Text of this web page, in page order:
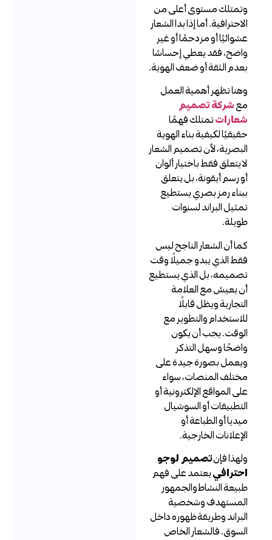
وتمتلك مستوى أعلى من
الاحترافية. أما إذا بدا الشعار
عشوائيًا أو مزدحمًا أو غير
واضح، فقد يعطي إحساسًا
بعدم الثقة أو ضعف الهوية.
وهنا تظهر أهمية العمل
شركة تصميم
شعاراتتمتلك فهمًا
حقيقيًا لكيفية بناء الهوية
البصرية، لأن تصميم الشعار
لا يتعلق فقط باختيار ألوان
أو رسم أيقونة، بل يتعلق
ببناء رمز بصري يستطيع
تمثيل البراند لسنوات
طويلة.
كما أن الشعار الناجح ليس
فقط الذي يبدو جميلًا وقت
تصميمه، بل الذي يستطيع
أن يعيش مع العلامة
التجارية ويظل قابلًا
للاستخدام والتطوير مع
الوقت. يجب أن يكون
واضحًا وسهل التذكر
ويعمل بصورة جيدة على
مختلف المنصات، سواء
على المواقع الإلكترونية أو
التطبيقات أو السوشيال
ميديا أو الطباعة أو
الإعلانات الخارجية.
ولهذا فإنتصميم لوجو
احترافييعتمد على فهم
طبيعة النشاط والجمهور
المستهدف وشخصية
البراند وطريقة ظهوره داخل
السوق. فالشعار الخاص